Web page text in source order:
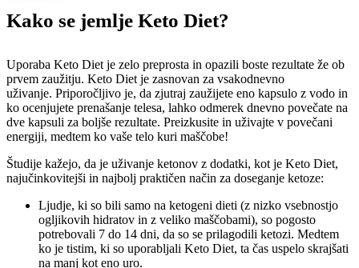
Kako se jemlje Keto Diet?
Uporaba Keto Diet je zelo preprosta in opazili boste rezultate že ob
prvem zaužitju. Keto Diet je zasnovan za vsakodnevno
uživanje. Priporočljivo je, da zjutraj zaužijete eno kapsulo z vodo in
ko ocenjujete prenašanje telesa, lahko odmerek dnevno povečate na
dve kapsuli za boljše rezultate. Preizkusite in uživajte v povečani
energiji, medtem ko vaše telo kuri maščobe!
Študije kažejo, da je uživanje ketonov z dodatki, kot je Keto Diet,
najučinkovitejši in najbolj praktičen način za doseganje ketoze:
Ljudje, ki so bili samo na ketogeni dieti (z nizko vsebnostjo
ogljikovih hidratov in z veliko maščobami), so pogosto
potrebovali 7 do 14 dni, da so se prilagodili ketozi. Medtem
ko je tistim, ki so uporabljali Keto Diet, ta čas uspelo skrajšati
na manj kot eno uro.